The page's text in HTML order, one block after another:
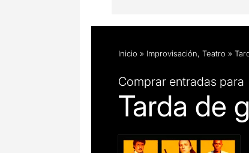
Inicio » Improvisación, Teatro »
Comprar entradas para
Tarda de